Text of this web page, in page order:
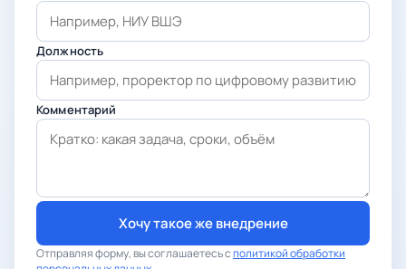
Должность
Комментарий
Хочу такое же внедрение
Отправляя форму, вы соглашаетесь сполитикой обработки